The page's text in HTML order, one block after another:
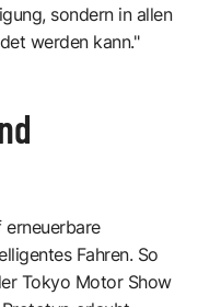
sondern in allen
werden kann."
erneuerbare
Fahren. So
Tokyo Motor Show